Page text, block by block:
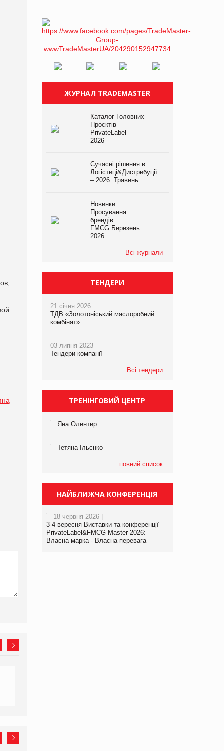
ЖУРНАЛ TRADEMASTER
Каталог Головних
Проєктів
PrivateLabel –
2026
Сучасні рішення в
Логістиці&Дистрибуції
– 2026. Травень
Новинки.
Просування
брендів
FMCG.Березень
2026
Всі журнали
ТЕНДЕРИ
21 січня 2026
ТДВ «Золотоніський маслоробний
комбінат»
03 липня 2023
Тендери компанії
Всі тендери
ТРЕНІНГОВИЙ ЦЕНТР
Яна Олентир
Тетяна Ільєнко
повний список
НАЙБЛИЖЧА КОНФЕРЕНЦІЯ
18 червня 2026 |
3-4 вересня Виставки та конференції
PrivateLabel&FMCG Master-2026:
Власна марка - Власна перевага